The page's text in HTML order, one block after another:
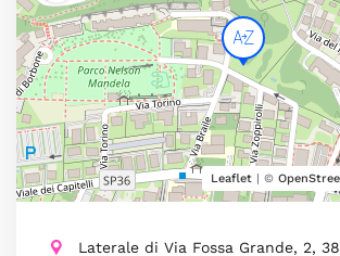
Leaflet | ©
Laterale di Via Fossa Grande, 2,